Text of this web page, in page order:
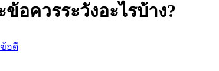
อควรระวังอะไรบ้าง?
อดี